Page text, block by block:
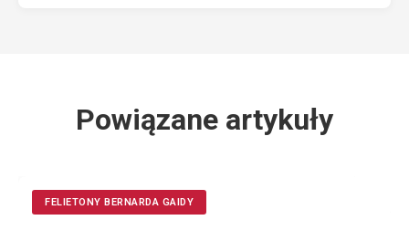
Powiązane artykuły
FELIETONY BERNARDA GAIDY